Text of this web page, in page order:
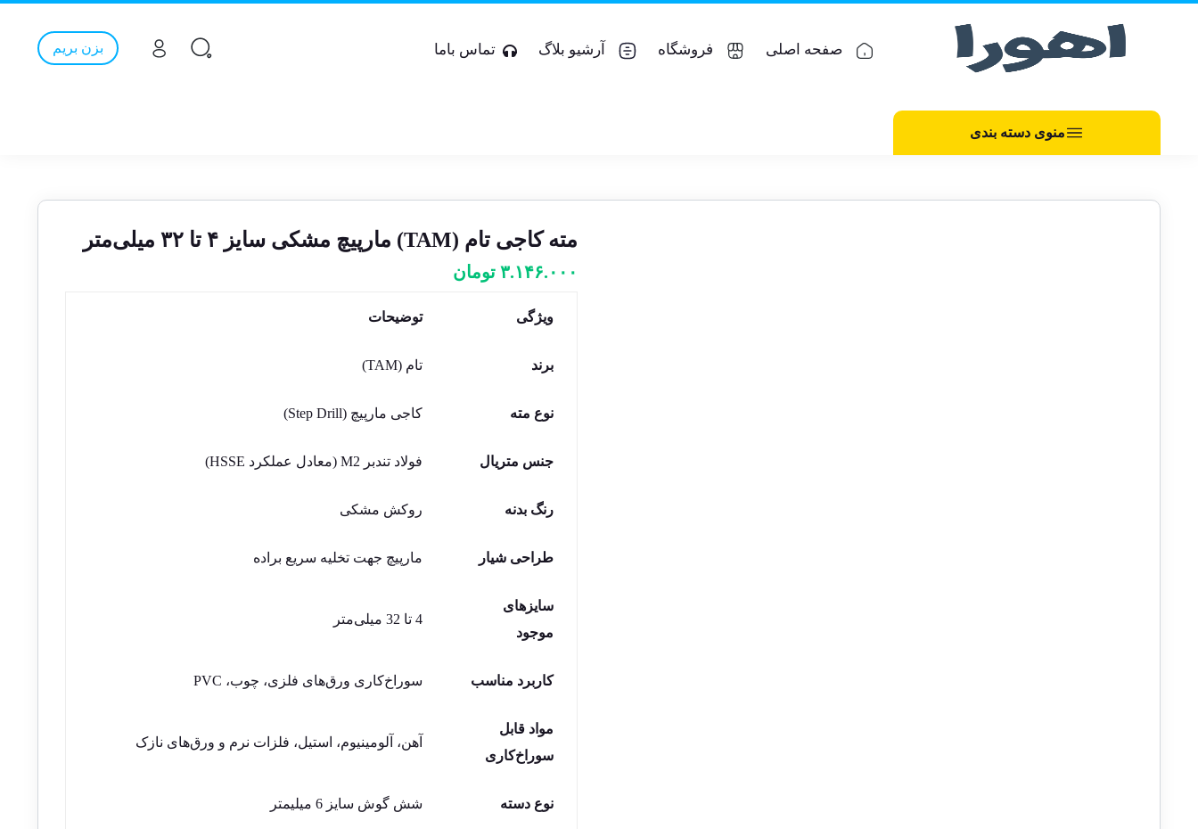
صفحه اصلی فروشگاه آرشیو بلاگ تماس باما بزن بریم
منوی دسته بندی
مته کاجی تام (TAM) مارپیچ مشکی سایز ۴ تا ۳۲ میلی‌متر
۳.۱۴۶.۰۰۰ تومان
ویژگی توضیحات
برند تام (TAM)
نوع مته کاجی مارپیچ (Step Drill)
جنس متریال فولاد تندبر M2 (معادل عملکرد HSSE)
رنگ بدنه روکش مشکی
طراحی شیار مارپیچ جهت تخلیه سریع براده
سایزهای
موجود
4 تا 32 میلی‌متر
کاربرد مناسب سوراخ‌کاری ورق‌های فلزی، چوب، PVC
مواد قابل
سوراخ‌کاری
آهن، آلومینیوم، استیل، فلزات نرم و ورق‌های نازک
نوع دسته شش گوش سایز 6 میلیمتر